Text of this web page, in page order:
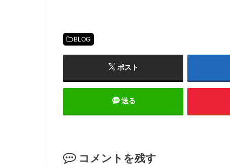
BLOG
ポスト
送る
コメントを残す